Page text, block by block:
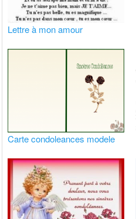
Lettre à mon amour
Carte condoleances modele